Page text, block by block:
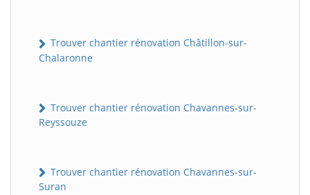
Trouver chantier rénovation Châtillon-sur-
Chalaronne
Trouver chantier rénovation Chavannes-sur-
Reyssouze
Trouver chantier rénovation Chavannes-sur-
Suran